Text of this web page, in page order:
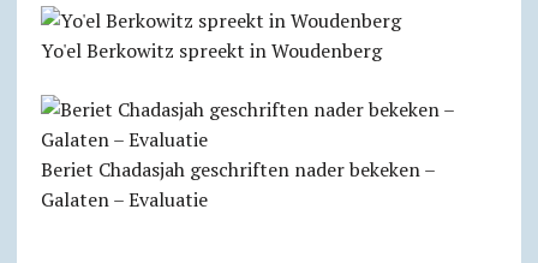
Yo'el Berkowitz spreekt in Woudenberg
Beriet Chadasjah geschriften nader bekeken –
Galaten – Evaluatie